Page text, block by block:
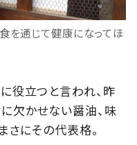
を通じて健康になってほ
役立つと言われ、昨
欠かせない醤油、味
さにその代表格。